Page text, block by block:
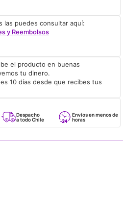
las puedes consultar aquí:
y Reembolsos
el producto en buenas
tu dinero.
10 días desde que recibes tus
Despacho
a todo Chile
Envíos en menos de 24
horas